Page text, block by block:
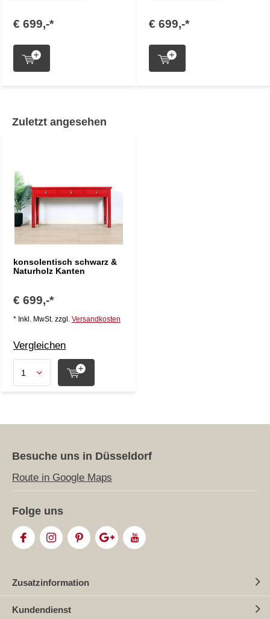
€ 699,-* € 699,-*
Zuletzt angesehen
konsolentisch schwarz &
Naturholz Kanten
€ 699,-*
* Inkl. MwSt. zzgl. Versandkosten
Vergleichen
Besuche uns in Düsseldorf
Route in Google Maps
Folge uns
Zusatzinformation
Kundendienst